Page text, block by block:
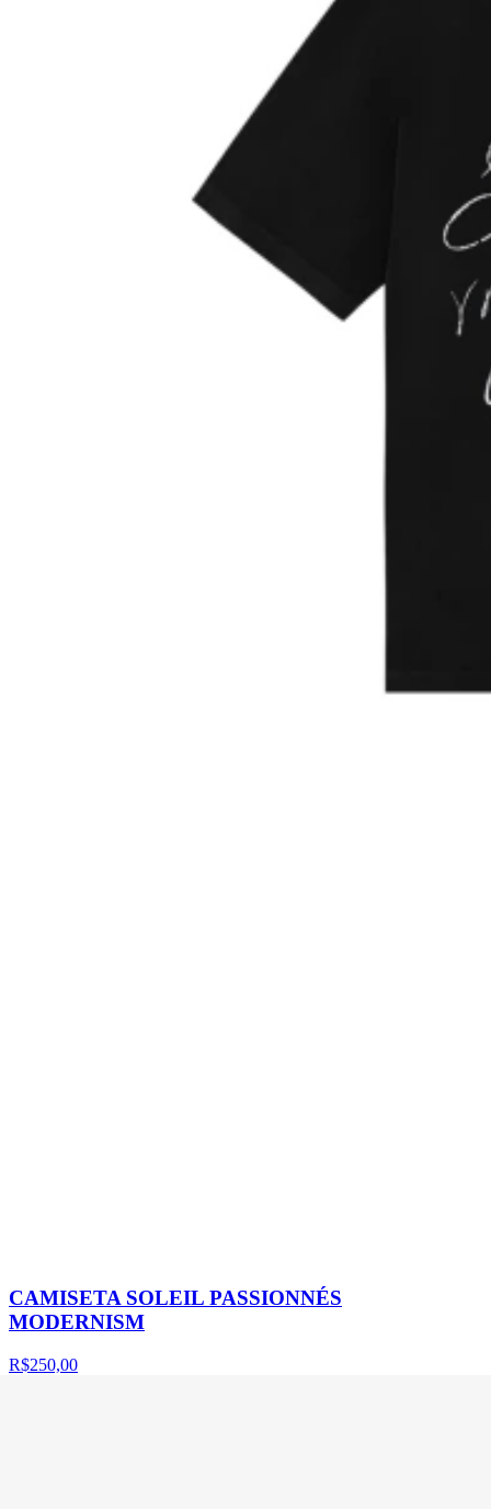
CAMISETA SOLEIL PASSIONNÉS
MODERNISM
R$250,00